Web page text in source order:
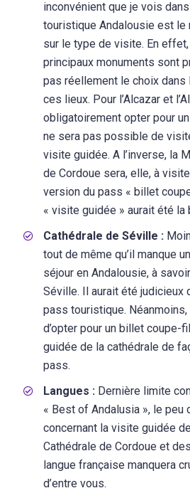
inconvénient que je vois
touristique Andalousie est le
sur le type de visite. En
principaux monuments sont
pas réellement le choix
ces lieux. Pour l’Alcazar et
obligatoirement opter pour
ne sera pas possible de
visite guidée. A l’inverse, la
de Cordoue sera, elle, à
version du pass « billet
« visite guidée » aurait été la
Cathédrale de Séville :
tout de même qu’il manque
séjour en Andalousie, à
Séville. Il aurait été judicieux
pass touristique.
d’opter pour un billet coupe-
guidée de la cathédrale de
pass.
Langues : Dernière limite
« Best of Andalusia », le peu
concernant la visite guidée
Cathédrale de Cordoue et
langue française manquera
d’entre vous.